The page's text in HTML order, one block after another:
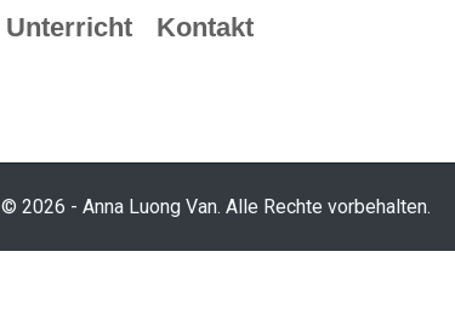
Unterricht Kontakt
© 2026 - Anna Luong Van. Alle Rechte vorbehalten.